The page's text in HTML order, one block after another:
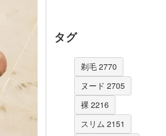
タグ
剃毛 2770
ヌード 2705
裸 2216
スリム 2151